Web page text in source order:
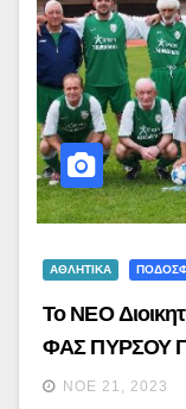
ΑΘΛΗΤΙΚΑ
Το ΝΕΟ
ΦΑΣ ΠΥΡΣΟΥ
ΝΟΈ 21, 2023